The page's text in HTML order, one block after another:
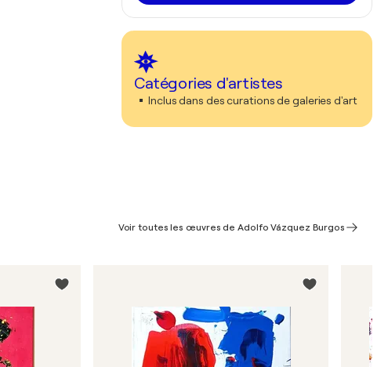
Catégories d'artistes
Inclus dans des curations de galeries d'art
Voir toutes les œuvres de Adolfo Vázquez Burgos